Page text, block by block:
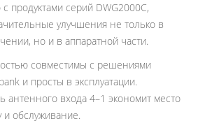
продуктами серий DWG2000C,
улучшения не только в
но и в аппаратной части.
совместимы с решениями
и просты в эксплуатации.
антенного входа 4–1 экономит место
и обслуживание.